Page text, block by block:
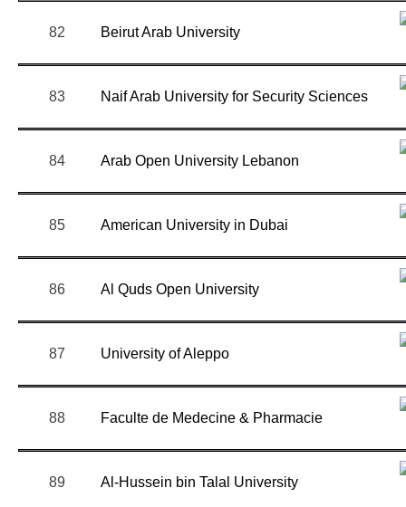
82 Beirut Arab University
83 Naif Arab University for Security Sciences
84 Arab Open University Lebanon
85 American University in Dubai
86 Al Quds Open University
87 University of Aleppo
88 Faculte de Medecine & Pharmacie
89 Al-Hussein bin Talal University